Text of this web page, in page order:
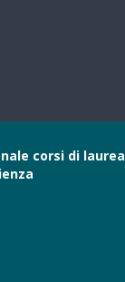
corsi di laurea